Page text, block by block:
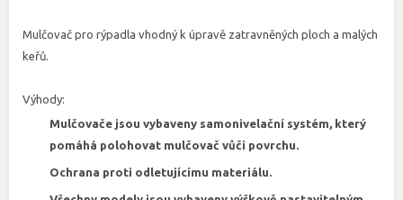
Mulčovač pro rýpadla vhodný k úpravě zatravněných ploch a malých
keřů.
Výhody:
Mulčovače jsou vybaveny samonivelační systém, který
pomáhá polohovat mulčovač vůči povrchu.
Ochrana proti odletujícímu materiálu.